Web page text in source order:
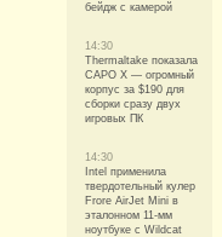
бейдж с камерой
14:30
Thermaltake показала
CAPO X — огромный
корпус за $190 для
сборки сразу двух
игровых ПК
14:30
Intel применила
твердотельный кулер
Frore AirJet Mini в
эталонном 11-мм
ноутбуке с Wildcat